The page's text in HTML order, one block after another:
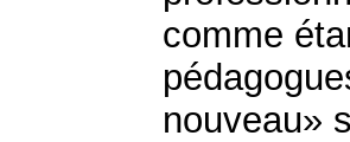
comme
nouveau»